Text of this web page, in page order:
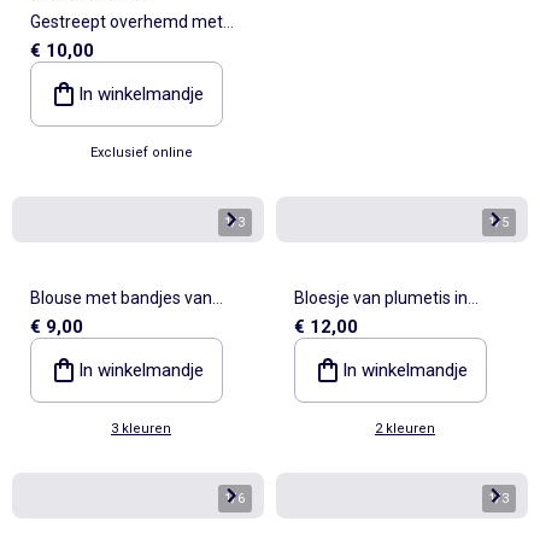
Gestreept overhemd met
korte mouwen
€ 10,00
In winkelmandje
Exclusief online
1/3
Blouse met bandjes van
dobby
€ 9,00
In winkelmandje
3 kleuren
1/5
Bloesje van plumetis in
luchtig katoen
€ 12,00
In winkelmandje
2 kleuren
1/6 1/3